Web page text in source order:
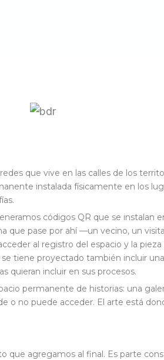
que vive en las calles de los
instalada físicamente en los
códigos QR que se
que pase por ahí —un vecino, un
al registro del espacio y la
tiene proyectado también incluir
quieran incluir en sus procesos.
permanente de historias: una
o no puede acceder. El arte está
que agregamos al final. Es parte